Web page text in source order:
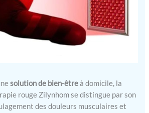
solution de bien-êtreà domicile, la
rouge Zilynhom se distingue par son
des douleurs musculaires et